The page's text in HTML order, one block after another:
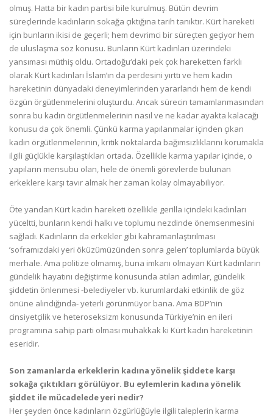
olmuş. Hatta bir kadın partisi bile kurulmuş. Bütün devrim
süreçlerinde kadınların sokağa çıktığına tarih tanıktır. Kürt hareketi
için bunların ikisi de geçerli; hem devrimci bir süreçten geçiyor hem
de uluslaşma söz konusu. Bunların Kürt kadınları üzerindeki
yansıması müthiş oldu. Ortadoğu‘daki pek çok hareketten farklı
olarak Kürt kadınları İslam’ın da perdesini yırttı ve hem kadın
hareketinin dünyadaki deneyimlerinden yararlandı hem de kendi
özgün örgütlenmelerini oluşturdu. Ancak sürecin tamamlanmasından
sonra bu kadın örgütlenmelerinin nasıl ve ne kadar ayakta kalacağı
konusu da çok önemli. Çünkü karma yapılanmalar içinden çıkan
kadın örgütlenmelerinin, kritik noktalarda bağımsızlıklarını korumakla
ilgili güçlükle karşılaştıkları ortada. Özellikle karma yapılar içinde, o
yapıların mensubu olan, hele de önemli görevlerde bulunan
erkeklere karşı tavır almak her zaman kolay olmayabiliyor.
Öte yandan Kürt kadın hareketi özellikle gerilla içindeki kadınları
yüceltti, bunların kendi halkı ve toplumu nezdinde önemsenmesini
sağladı. Kadınların da erkekler gibi kahramanlaştırılması
’soframızdaki yeri öküzümüzünden sonra gelen’ toplumlarda büyük
merhale. Ama politize olmamış, buna imkanı olmayan Kürt kadınların
gündelik hayatını değiştirme konusunda atılan adımlar, gündelik
şiddetin önlenmesi -belediyeler vb. kurumlardaki etkinlik de göz
önüne alındığında- yeterli görünmüyor bana. Ama BDP’nin
cinsiyetçilik ve heteroseksizm konusunda Türkiye’nin en ileri
programına sahip parti olması muhakkak ki Kürt kadın hareketinin
eseridir.
Son zamanlarda erkeklerin kadına yönelik şiddete karşı
sokağa çıktıkları görülüyor. Bu eylemlerin kadına yönelik
şiddet ile mücadelede yeri nedir?
Her şeyden önce kadınların özgürlüğüyle ilgili taleplerin karma